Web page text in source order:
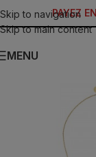
Skip to navigation
Skip to main content
PAYEZ
MENU